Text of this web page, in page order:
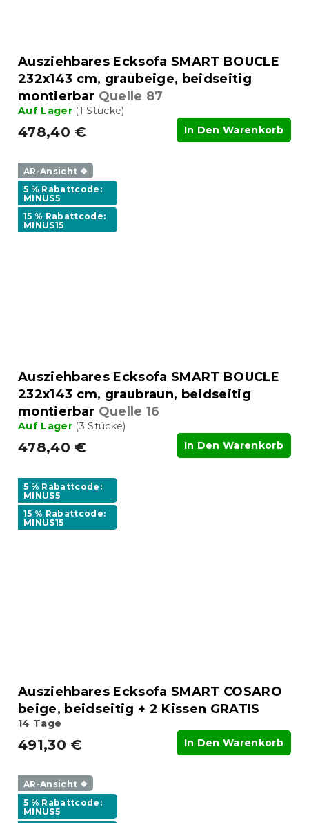
Ausziehbares Ecksofa SMART BOUCLE
232x143 cm, graubeige, beidseitig
montierbar Quelle 87
Auf Lager (1 Stücke)
478,40 € In Den Warenkorb
AR-Ansicht ❖
5 % Rabattcode:
MINUS5
15 % Rabattcode:
MINUS15
Ausziehbares Ecksofa SMART BOUCLE
232x143 cm, graubraun, beidseitig
montierbar Quelle 16
Auf Lager (3 Stücke)
478,40 € In Den Warenkorb
5 % Rabattcode:
MINUS5
15 % Rabattcode:
MINUS15
Ausziehbares Ecksofa SMART COSARO
beige, beidseitig + 2 Kissen GRATIS
14 Tage
491,30 € In Den Warenkorb
AR-Ansicht ❖
5 % Rabattcode:
MINUS5